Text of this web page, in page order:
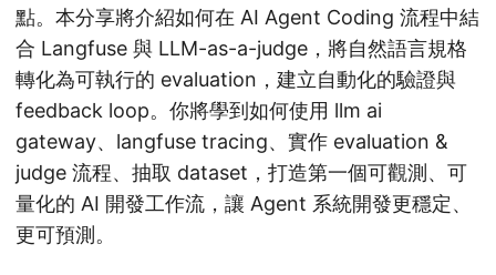
點。本分享將介紹如何在 AI Agent Coding 流程中結
合 Langfuse 與 LLM-as-a-judge，將自然語言規格
轉化為可執行的 evaluation，建立自動化的驗證與
feedback loop。你將學到如何使用 llm ai
gateway、langfuse tracing、實作 evaluation &
judge 流程、抽取 dataset，打造第一個可觀測、可
量化的 AI 開發工作流，讓 Agent 系統開發更穩定、
更可預測。